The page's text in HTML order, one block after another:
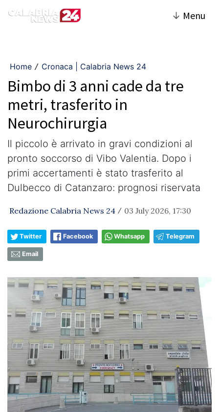
↓ Menu
Home / Cronaca | Calabria News 24
Bimbo di 3 anni cade da tre
metri, trasferito in
Neurochirurgia
Il piccolo è arrivato in gravi condizioni al
pronto soccorso di Vibo Valentia. Dopo i
primi accertamenti è stato trasferito al
Dulbecco di Catanzaro: prognosi riservata
Redazione Calabria News 24 / 03 July 2026, 17:30
Twitter Facebook Whatsapp Telegram
Email